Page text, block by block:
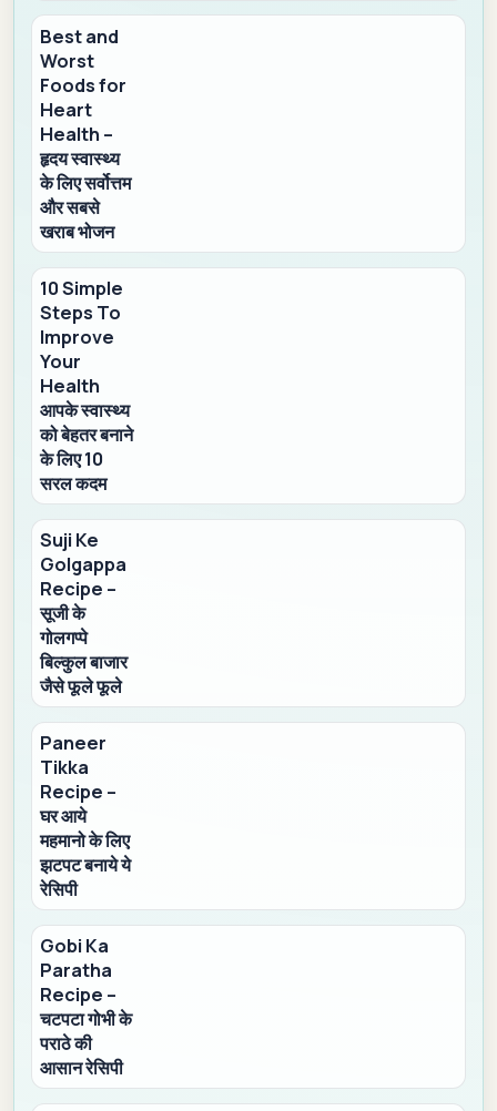
Best and
Worst
Foods for
Heart
Health –
हृदय स्वास्थ्य
के लिए सर्वोत्तम
और सबसे
खराब भोजन
10 Simple
Steps To
Improve
Your
Health
आपके स्वास्थ्य
को बेहतर बनाने
के लिए 10
सरल कदम
Suji Ke
Golgappa
Recipe –
सूजी के
गोलगप्पे
बिल्कुल बाजार
जैसे फूले फूले
Paneer
Tikka
Recipe –
घर आये
महमानो के लिए
झटपट बनाये ये
रेसिपी
Gobi Ka
Paratha
Recipe –
चटपटा गोभी के
पराठे की
आसान रेसिपी